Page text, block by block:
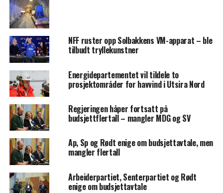
NFF ruster opp Solbakkens VM-apparat – ble
tilbudt tryllekunstner
Energidepartementet vil tildele to
prosjektområder for havvind i Utsira Nord
Regjeringen håper fortsatt på
budsjettflertall – mangler MDG og SV
Ap, Sp og Rødt enige om budsjettavtale, men
mangler flertall
Arbeiderpartiet, Senterpartiet og Rødt
enige om budsjettavtale